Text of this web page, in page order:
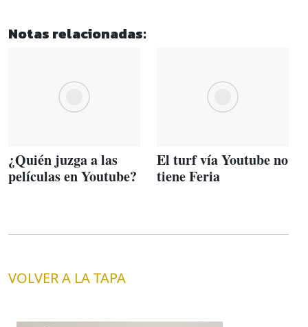
Notas relacionadas:
¿Quién juzga a las
películas en Youtube?
El turf vía Youtube no
tiene Feria
VOLVER A LA TAPA